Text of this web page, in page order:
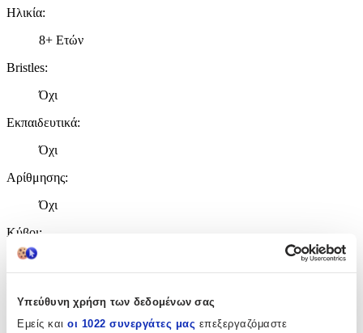
Υπεύθυνη χρήση των δεδομένων σας
Εμείς και οι 1022 συνεργάτες μας επεξεργαζόμαστε
Ηλικία:
8+ Ετών
Bristles:
Όχι
Εκπαιδευτικά:
Όχι
Αρίθμησης:
Όχι
Κύβοι: